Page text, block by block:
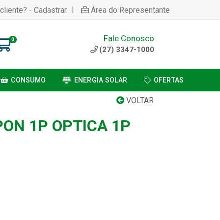
- Cadastrar | Área do Representante
0 Fale Conosco
(27) 3347-1000
CONSUMO ENERGIA SOLAR OFERTAS
VOLTAR
1P OPTICA 1P